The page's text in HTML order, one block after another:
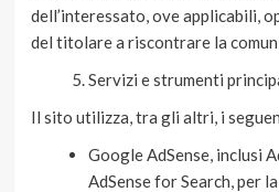
dell’interessato, ove applicabili,
del titolare a riscontrare la
Servizi e strumenti
Il sito utilizza, tra gli altri, i
Google AdSense, inclusi
AdSense for Search, per